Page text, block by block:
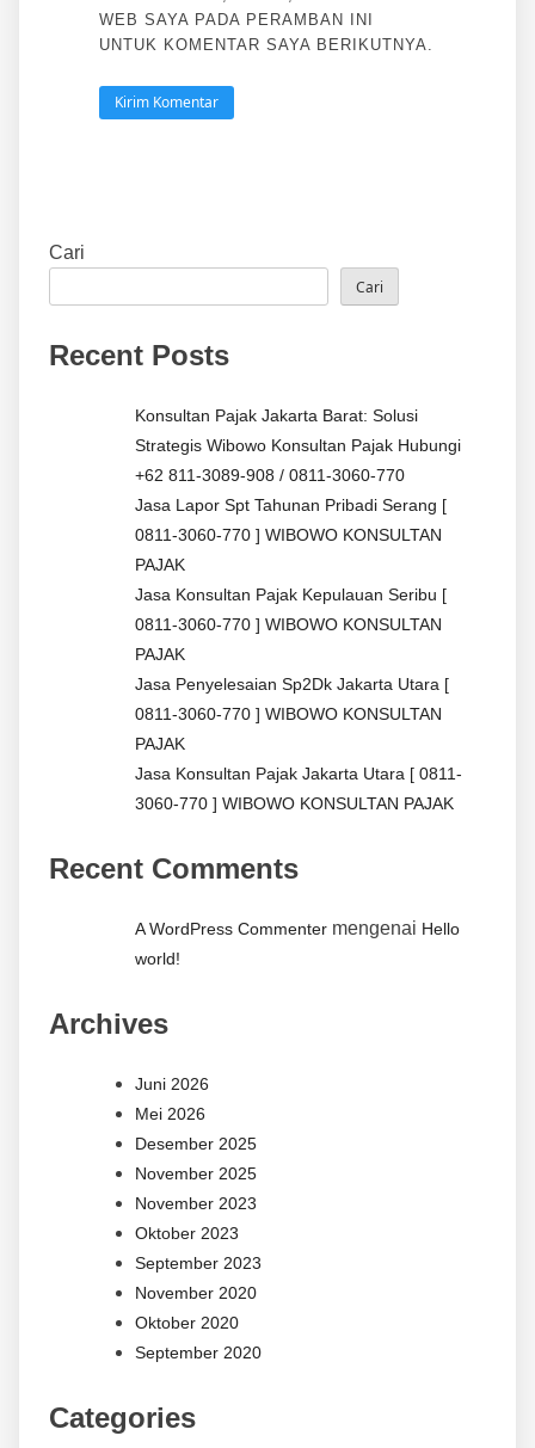
WEB SAYA PADA PERAMBAN INI
UNTUK KOMENTAR SAYA BERIKUTNYA.
Cari
Cari
Recent Posts
Konsultan Pajak Jakarta Barat: Solusi
Strategis Wibowo Konsultan Pajak Hubungi
+62 811-3089-908 / 0811-3060-770
Jasa Lapor Spt Tahunan Pribadi Serang [
0811-3060-770 ] WIBOWO KONSULTAN
PAJAK
Jasa Konsultan Pajak Kepulauan Seribu [
0811-3060-770 ] WIBOWO KONSULTAN
PAJAK
Jasa Penyelesaian Sp2Dk Jakarta Utara [
0811-3060-770 ] WIBOWO KONSULTAN
PAJAK
Jasa Konsultan Pajak Jakarta Utara [ 0811-
3060-770 ] WIBOWO KONSULTAN PAJAK
Recent Comments
A WordPress Commenter mengenai Hello
world!
Archives
Juni 2026
Mei 2026
Desember 2025
November 2025
November 2023
Oktober 2023
September 2023
November 2020
Oktober 2020
September 2020
Categories